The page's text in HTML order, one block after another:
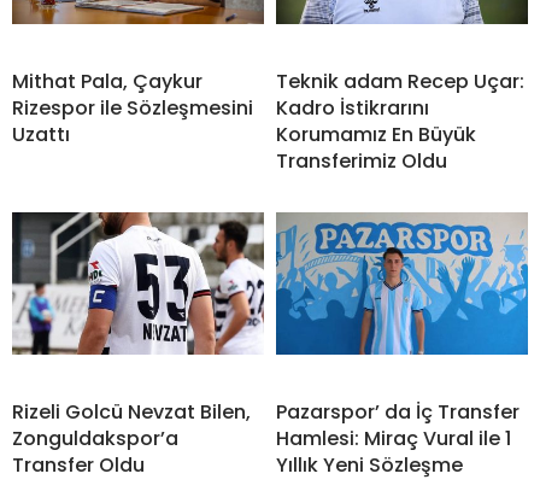
Mithat Pala, Çaykur
Rizespor ile Sözleşmesini
Uzattı
Teknik adam Recep Uçar:
Kadro İstikrarını
Korumamız En Büyük
Transferimiz Oldu
Rizeli Golcü Nevzat Bilen,
Zonguldakspor’a
Transfer Oldu
Pazarspor’ da İç Transfer
Hamlesi: Miraç Vural ile 1
Yıllık Yeni Sözleşme